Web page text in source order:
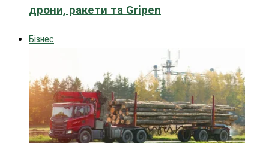
дрони, ракети та Gripen
Бізнес